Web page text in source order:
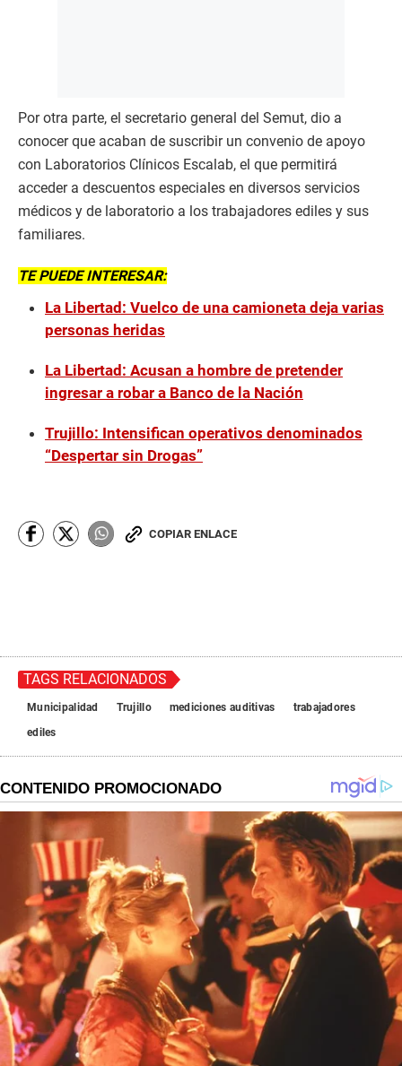
Por otra parte, el secretario general del Semut, dio a
conocer que acaban de suscribir un convenio de apoyo
con Laboratorios Clínicos Escalab, el que permitirá
acceder a descuentos especiales en diversos servicios
médicos y de laboratorio a los trabajadores ediles y sus
familiares.
TE PUEDE INTERESAR:
La Libertad: Vuelco de una camioneta deja varias
personas heridas
La Libertad: Acusan a hombre de pretender
ingresar a robar a Banco de la Nación
Trujillo: Intensifican operativos denominados
“Despertar sin Drogas”
COPIAR ENLACE
TAGS RELACIONADOS
Municipalidad Trujillo mediciones auditivas
trabajadores
ediles